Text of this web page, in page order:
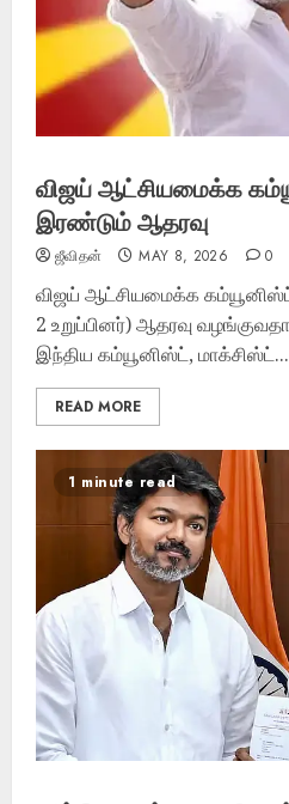
விஜய் ஆட்சியமைக்க
இரண்டும் ஆதரவு
ஜீவிதன் MAY 8, 2026 0
விஜய் ஆட்சியமைக்க
2 உறுப்பினர்) ஆதரவு
இந்திய கம்யூனிஸ்ட், மாக்சிஸ்ட்...
READ MORE
1 minute read